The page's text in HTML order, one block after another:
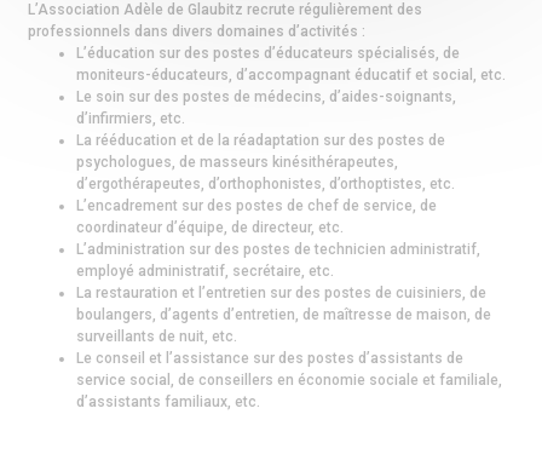
L’Association Adèle de Glaubitz recrute régulièrement des
professionnels dans divers domaines d’activités :
L’éducation sur des postes d’éducateurs spécialisés, de
moniteurs-éducateurs, d’accompagnant éducatif et social, etc.
Le soin sur des postes de médecins, d’aides-soignants,
d’infirmiers, etc.
La rééducation et de la réadaptation sur des postes de
psychologues, de masseurs kinésithérapeutes,
d’ergothérapeutes, d’orthophonistes, d’orthoptistes, etc.
L’encadrement sur des postes de chef de service, de
coordinateur d’équipe, de directeur, etc.
L’administration sur des postes de technicien administratif,
employé administratif, secrétaire, etc.
La restauration et l’entretien sur des postes de cuisiniers, de
boulangers, d’agents d’entretien, de maîtresse de maison, de
surveillants de nuit, etc.
Le conseil et l’assistance sur des postes d’assistants de
service social, de conseillers en économie sociale et familiale,
d’assistants familiaux, etc.